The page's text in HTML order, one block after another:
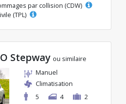
par collision (CDW)
(TPL)
Stepway ou similaire
Manuel
Climatisation
5
4 2